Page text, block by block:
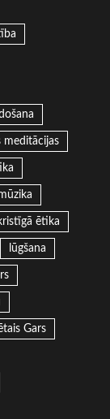
meditācijas
ētika
lūgšana
Gars